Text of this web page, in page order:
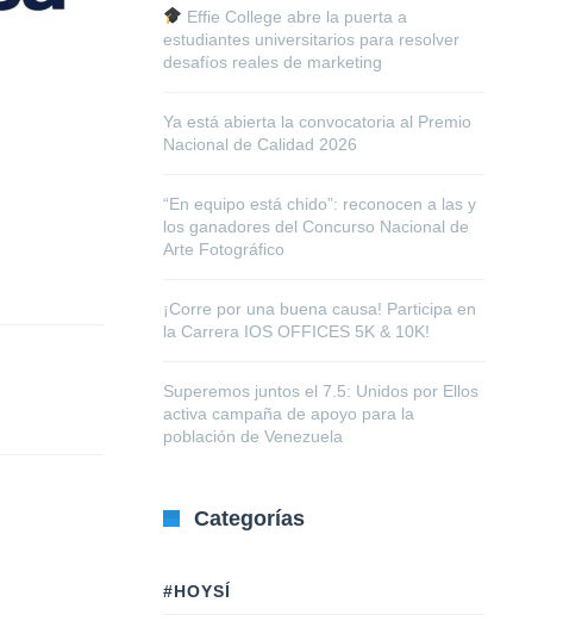
Effie College abre la puerta a
estudiantes universitarios para resolver
desafíos reales de marketing
Ya está abierta la convocatoria al Premio
Nacional de Calidad 2026
“En equipo está chido”: reconocen a las y
los ganadores del Concurso Nacional de
Arte Fotográfico
¡Corre por una buena causa! Participa en
la Carrera IOS OFFICES 5K & 10K!
Superemos juntos el 7.5: Unidos por Ellos
activa campaña de apoyo para la
población de Venezuela
Categorías
#HOYSÍ